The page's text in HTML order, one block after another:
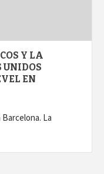
Y LA
UNIDOS
EN
La